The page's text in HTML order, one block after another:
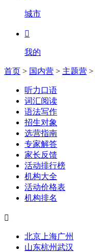
城市

我的
首页 > 国内营 > 主题营 >
听力口语
词汇阅读
语法写作
招生对象
选营指南
专家解答
家长反馈
活动排行榜
机构大全
活动价格表
机构排名

北京 上海广州
山东杭州武汉